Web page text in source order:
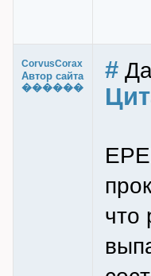
CorvusCorax
Автор сайта
������
#
что